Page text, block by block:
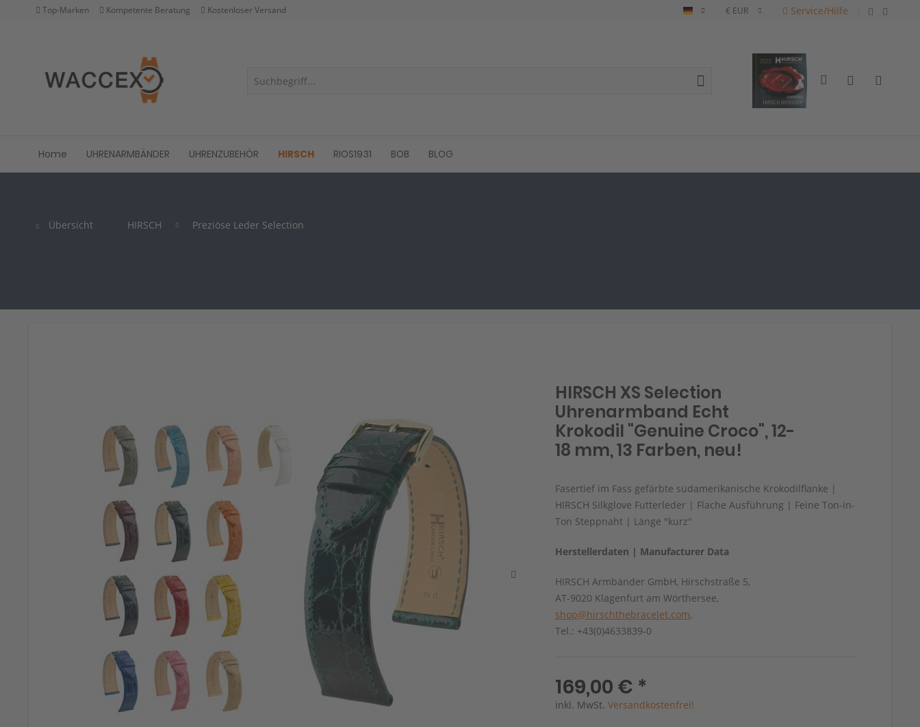
Top-Marken Kompetente Beratung Kostenloser Versand Deutsch Service/Hilfe
Home UHRENARMBÄNDER UHRENZUBEHÖR HIRSCH RIOS1931 BOB BLOG
Übersicht HIRSCH Preziöse Leder Selection
HIRSCH XS Selection
Uhrenarmband Echt
Krokodil "Genuine Croco", 12-
18 mm, 13 Farben, neu!
Fasertief im Fass gefärbte südamerikanische Krokodilflanke |
HIRSCH Silkglove Futterleder | Flache Ausführung | Feine Ton-in-
Ton Steppnaht | Länge "kurz"
Herstellerdaten | Manufacturer Data
HIRSCH Armbänder GmbH, Hirschstraße 5,
AT-9020 Klagenfurt am Wörthersee,
shop@hirschthebracelet.com,
Tel.: +43(0)4633839-0
169,00 € *
inkl. MwSt.Versandkostenfrei!